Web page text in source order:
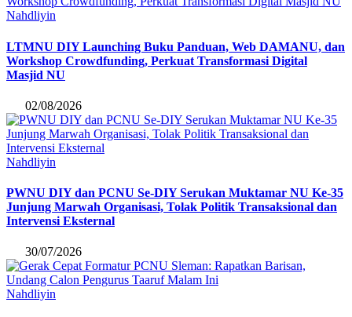
Nahdliyin
LTMNU DIY Launching Buku Panduan, Web DAMANU, dan
Workshop Crowdfunding, Perkuat Transformasi Digital
Masjid NU
02/08/2026
Nahdliyin
PWNU DIY dan PCNU Se-DIY Serukan Muktamar NU Ke-35
Junjung Marwah Organisasi, Tolak Politik Transaksional dan
Intervensi Eksternal
30/07/2026
Nahdliyin